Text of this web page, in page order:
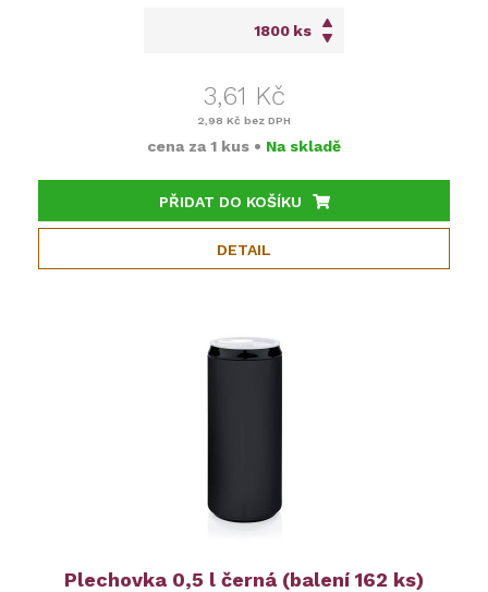
ks
3,61 Kč
2,98 Kč bez DPH
cena za 1 kus • Na skladě
PŘIDAT DO KOŠÍKU
DETAIL
Plechovka 0,5 l černá (balení 162 ks)